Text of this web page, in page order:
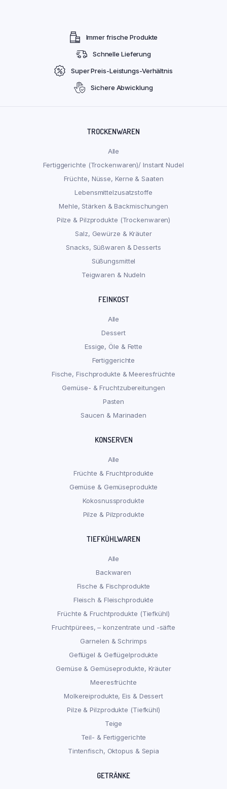
Immer frische Produkte
Schnelle Lieferung
Super Preis-Leistungs-Verhältnis
Sichere Abwicklung
TROCKENWAREN
Alle
Fertiggerichte (Trockenwaren)/ Instant Nudel
Früchte, Nüsse, Kerne & Saaten
Lebensmittelzusatzstoffe
Mehle, Stärken & Backmischungen
Pilze & Pilzprodukte (Trockenwaren)
Salz, Gewürze & Kräuter
Snacks, Süßwaren & Desserts
Süßungsmittel
Teigwaren & Nudeln
FEINKOST
Alle
Dessert
Essige, Öle & Fette
Fertiggerichte
Fische, Fischprodukte & Meeresfrüchte
Gemüse- & Fruchtzubereitungen
Pasten
Saucen & Marinaden
KONSERVEN
Alle
Früchte & Fruchtprodukte
Gemüse & Gemüseprodukte
Kokosnussprodukte
Pilze & Pilzprodukte
TIEFKÜHLWAREN
Alle
Backwaren
Fische & Fischprodukte
Fleisch & Fleischprodukte
Früchte & Fruchtprodukte (Tiefkühl)
Fruchtpürees, – konzentrate und -säfte
Garnelen & Schrimps
Geflügel & Geflügelprodukte
Gemüse & Gemüseprodukte, Kräuter
Meeresfrüchte
Molkereiprodukte, Eis & Dessert
Pilze & Pilzprodukte (Tiefkühl)
Teige
Teil- & Fertiggerichte
Tintenfisch, Oktopus & Sepia
GETRÄNKE